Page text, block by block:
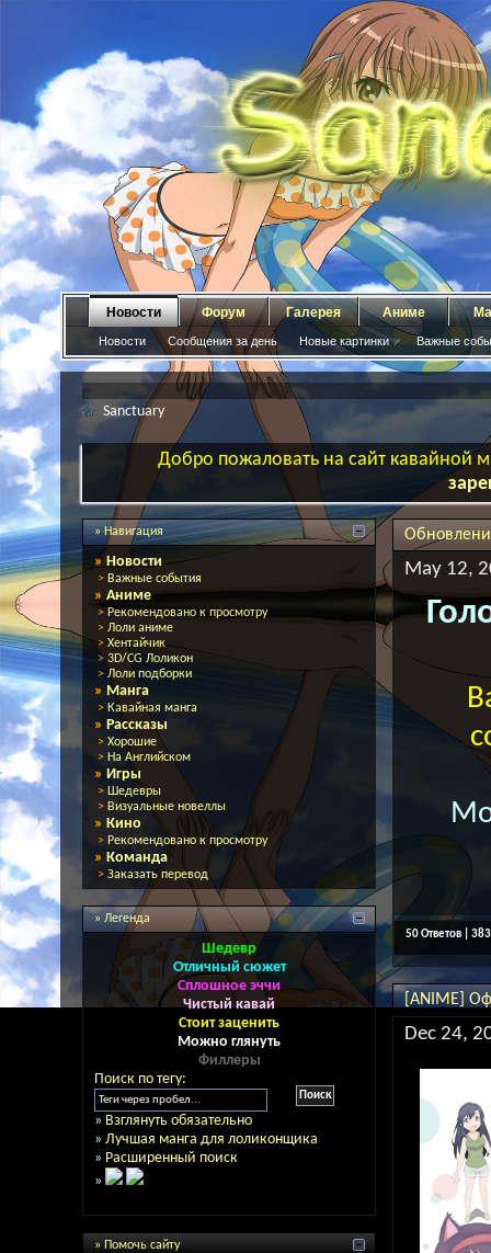
Новости
Новости Сообщения за день Новые картинки Важные
Форум Галерея Аниме
Sanctuary
Добро пожаловать на сайт кавайной
» Навигация
» Новости
> Важные события
» Аниме
>Рекомендовано к просмотру
> Лоли аниме
> Хентайчик
>3D/CG Лоликон
> Лоли подборки
» Манга
> Кавайная манга
» Рассказы
> Хорошие
> На Английском
» Игры
> Шедевры
> Визуальные новеллы
» Кино
> Рекомендовано к просмотру
» Команда
> Заказать перевод
» Легенда
Шедевр
Отличный сюжет
Сплошное эччи
Чистый кавай
Стоит заценить
Можно глянуть
Филлеры
Поиск по тегу:
» Взглянуть обязательно
» Лучшая манга для лоликонщика
» Расширенный поиск
»
» Помочь сайту
May 12,
50 Ответов |
[ANIME]
Dec 24,